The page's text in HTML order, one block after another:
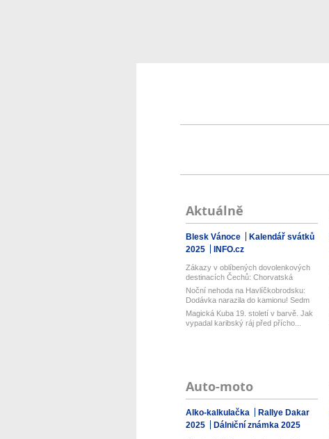
Aktuálně
Blesk Vánoce
Kalendář svátků
2025
INFO.cz
Zákazy v oblíbených dovolenkových
destinacích Čechů: Chorvatská
restri...
Noční nehoda na Havlíčkobrodsku:
Dodávka narazila do kamionu! Sedm
zra...
Magická Kuba 19. století v barvě. Jak
vypadal karibský ráj před přícho...
Auto-moto
Alko-kalkulačka
Rallye Dakar
2025
Dálniční známka 2025